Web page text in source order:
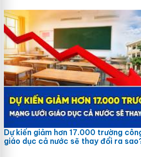
Dự kiến giảm hơn 17.000 trường
giáo dục cả nước sẽ thay đổi ra